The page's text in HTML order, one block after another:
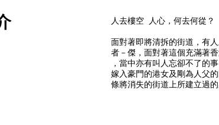
人去樓空 人心，何去何從？
面對著即將清拆的街道，有
者－傑，面對著這個充滿著
，當中亦有叫人忘卻不了的
嫁入豪門的港女及剛為人父
條將消失的街道上所建立過